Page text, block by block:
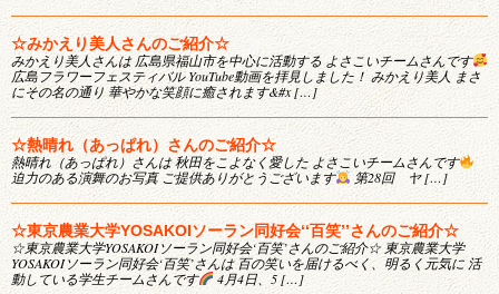
☆みかえり美人さんのご紹介☆
みかえり美人さんは 広島県福山市を中心に活動する よさこいチームさんです
広島フラワーフェスティバル YouTube動画を拝見しました！ みかえり美人 まさ
にその名の通り 華やかな笑顔に癒されます&#x […]
☆熱晴れ（あっぱれ）さんのご紹介☆
熱晴れ（あっぱれ）さんは 秋田をこよなく愛した よさこいチームさんです
迫力のある演舞のお写真 ご提供ありがとうございます
第28回 ヤ […]
☆東京農業大学YOSAKOIソーラン同好会‘‘百笑’’さんのご紹介☆
☆東京農業大学YOSAKOIソーラン同好会‘百笑’さんのご紹介☆ 東京農業大学
YOSAKOIソーラン同好会‘百笑’さんは 百の笑いを届けるべく、明るく元気に 活
動している学生チームさんです
4月4日、5 […]